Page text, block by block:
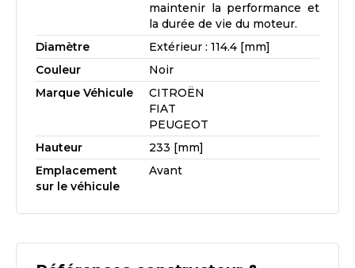
maintenir la performance et
la durée de vie du moteur.
Diamètre
Extérieur : 114.4 [mm]
Couleur
Noir
Marque Véhicule
CITROËN
FIAT
PEUGEOT
Hauteur
233 [mm]
Emplacement
sur le véhicule
Avant